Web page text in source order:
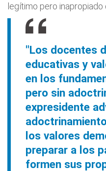
legítimo pero
"Los docentes
educativas y
en los
pero sin
expresidente
los valores
preparar a los
formen sus